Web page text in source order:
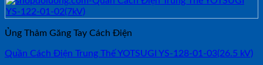
Ủng Thảm Găng Tay Cách Điện
Quần Cách Điện Trung Thế YOTSUGI YS-128-01-03(26.5 kV)